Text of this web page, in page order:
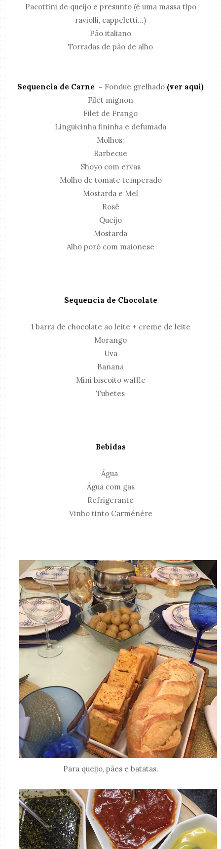
Pacottini de queijo e presunto (é uma massa tipo
raviolli, cappeletti...)
Pão italiano
Torradas de pão de alho
Sequencia de Carne - Fondue grelhado (ver aqui)
Filet mignon
Filet de Frango
Linguicinha fininha e defumada
Molhos:
Barbecue
Shoyo com ervas
Molho de tomate temperado
Mostarda e Mel
Rosê
Queijo
Mostarda
Alho poró com maionese
Sequencia de Chocolate
1 barra de chocolate ao leite + creme de leite
Morango
Uva
Banana
Mini biscoito waffle
Tubetes
Bebidas
Água
Água com gas
Refrigerante
Vinho tinto Carménère
Para queijo, pães e batatas.